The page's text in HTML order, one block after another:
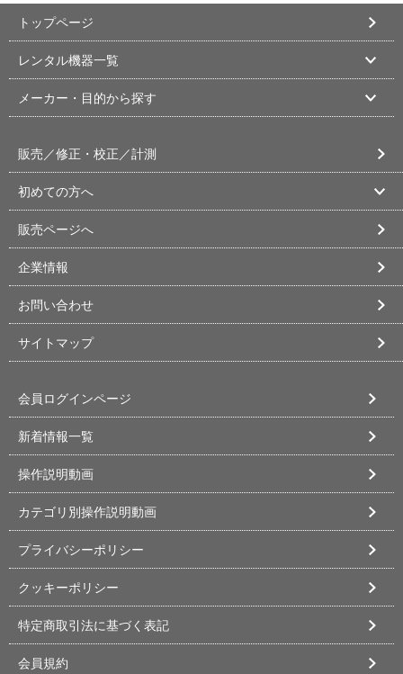
トップページ
レンタル機器一覧
メーカー・目的から探す
販売／修正・校正／計測
初めての方へ
販売ページへ
企業情報
お問い合わせ
サイトマップ
会員ログインページ
新着情報一覧
操作説明動画
カテゴリ別操作説明動画
プライバシーポリシー
クッキーポリシー
特定商取引法に基づく表記
会員規約